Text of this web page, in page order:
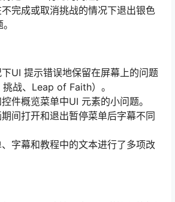
完成或取消挑战的情况下退出银色
UI 提示错误地保留在屏幕上的问题
战、Leap of Faith）。
件概览菜单中UI 元素的小问题。
间打开和退出暂停菜单后字幕不同
字幕和教程中的文本进行了多项改